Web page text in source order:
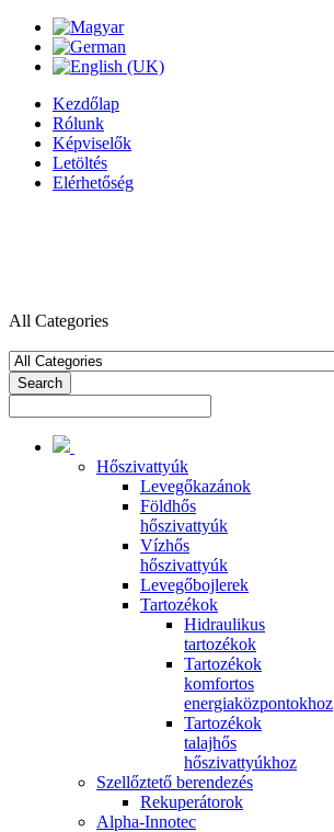
Kezdőlap
Rólunk
Képviselők
Letöltés
Elérhetőség
All Categories
Search
Hőszivattyúk
Levegőkazánok
Földhős
hőszivattyúk
Vízhős
hőszivattyúk
Levegőbojlerek
Tartozékok
Hidraulikus
tartozékok
Tartozékok
komfortos
energiaközpontokhoz
Tartozékok
talajhős
hőszivattyúkhoz
Szellőztető berendezés
Rekuperátorok
Alpha-Innotec